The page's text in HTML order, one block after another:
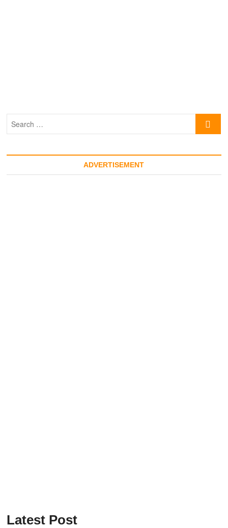
Search
ADVERTISEMENT
Latest Post